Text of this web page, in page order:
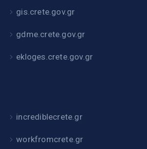
gis.crete.gov.gr
gdme.crete.gov.gr
ekloges.crete.gov.gr
incrediblecrete.gr
workfromcrete.gr